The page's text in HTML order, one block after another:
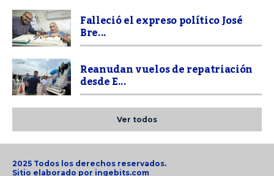
Falleció el expreso político José
Bre...
Reanudan vuelos de repatriación
desde E...
Ver todos
2025 Todos los derechos reservados.
Sitio elaborado por ingebits.com